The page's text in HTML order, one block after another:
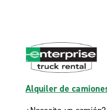
Alquiler de